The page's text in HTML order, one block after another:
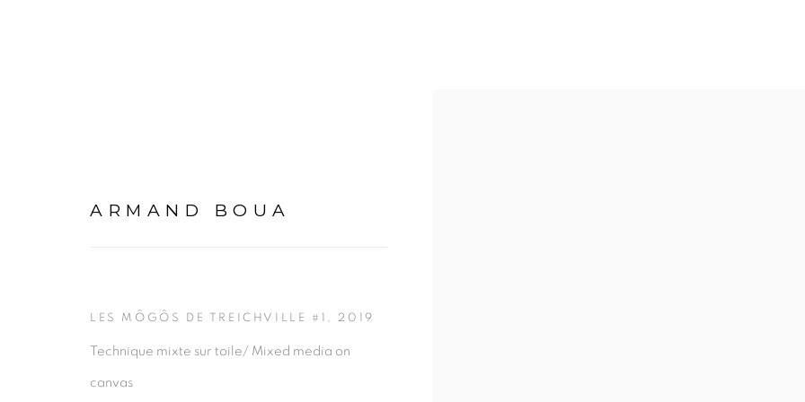
ARTWORKS
ARMAND BOUA
LES MÔGÔS DE TREICHVILLE #1 , 2019
Technique mixte sur toile/ Mixed media on
canvas